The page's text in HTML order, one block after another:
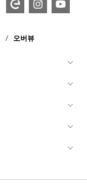
/ 오버뷰